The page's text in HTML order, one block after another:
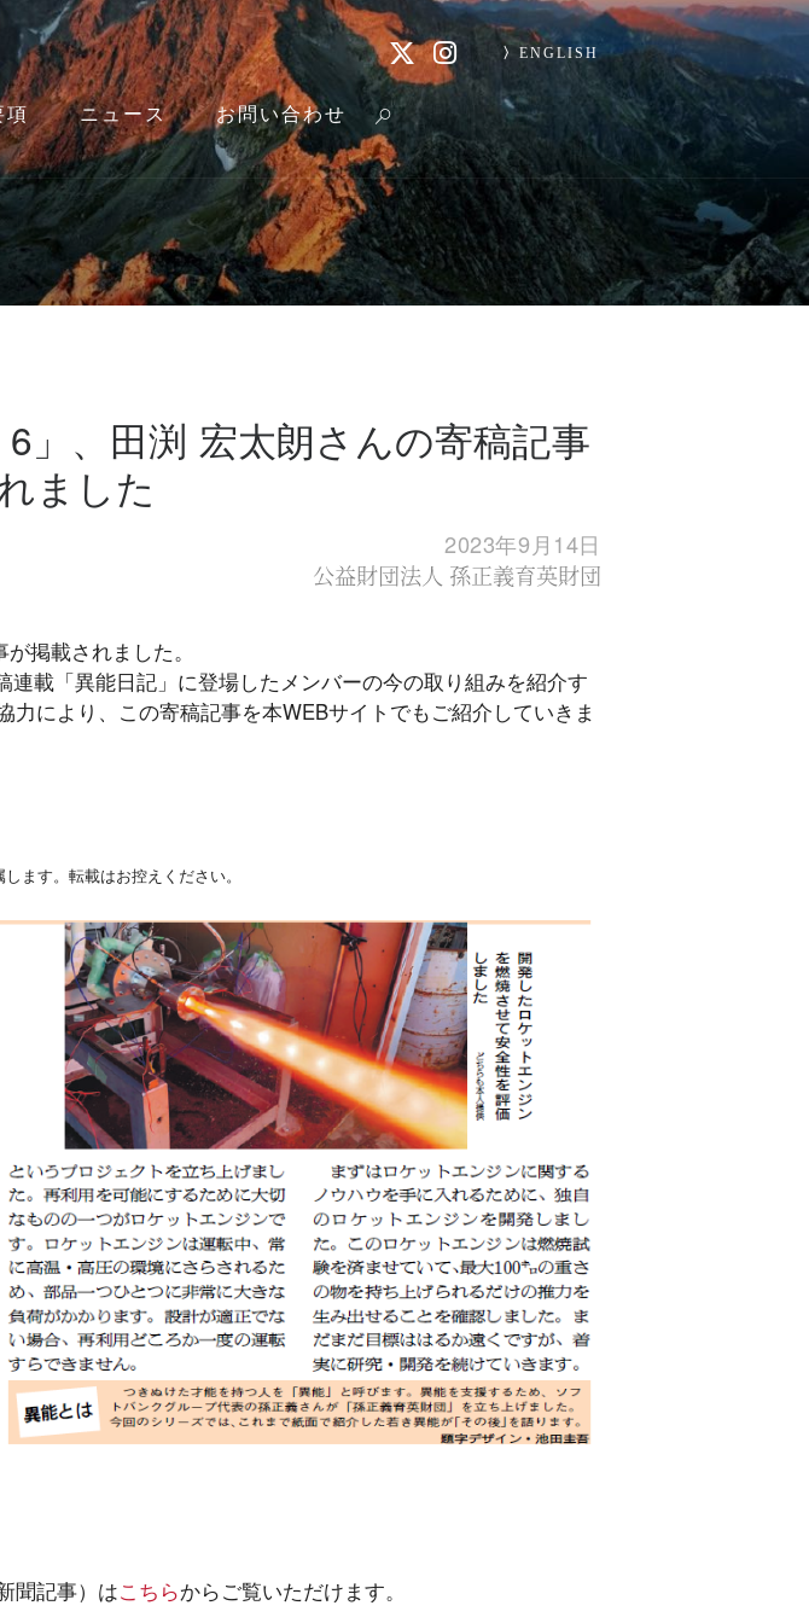
項 ニュース お問い合わせ
ENGLISH
」、田渕 宏太朗さんの寄稿記事
ました
2023年9月14日
公益財団法人 孫正義育英財団
掲載されました。
載「異能日記」に登場したメンバーの今の取り組みを紹介す
により、この寄稿記事を本WEBサイトでもご紹介していきま
ます。転載はお控えください。
聞記事）はこちらからご覧いただけます。